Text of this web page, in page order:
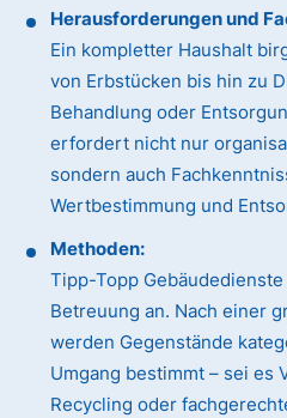
Herausforderungen und
Ein kompletter Haushalt
von Erbstücken bis hin zu
Behandlung oder
erfordert nicht nur
sondern auch
Wertbestimmung und
Methoden:
Tipp-Topp
Betreuung an. Nach einer
werden Gegenstände
Umgang bestimmt – sei es
Recycling oder